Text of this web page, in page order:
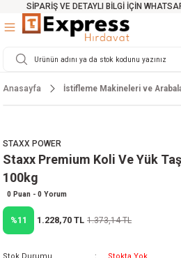
SİPARİŞ VE DETAYLI BİLGİ İÇİN
Geri Dön
Geri Dön
Testereler
Makinesi
Geri Dön
Cihazları
Geri Dön
Geri Dön
Geri Dön
Geri Dön
Mikser
Geri Dön
Geri Dön
Geri Dön
Geri Dön
ve Arabalar
Geri Dön
Malzemeleri
Anasayfa İstifleme Makineleri ve
STAXX POWER
Staxx Premium Koli Ve Yük
100kg
0 Puan - 0 Yorum
%11 1.228,70 TL 1.373,14 TL